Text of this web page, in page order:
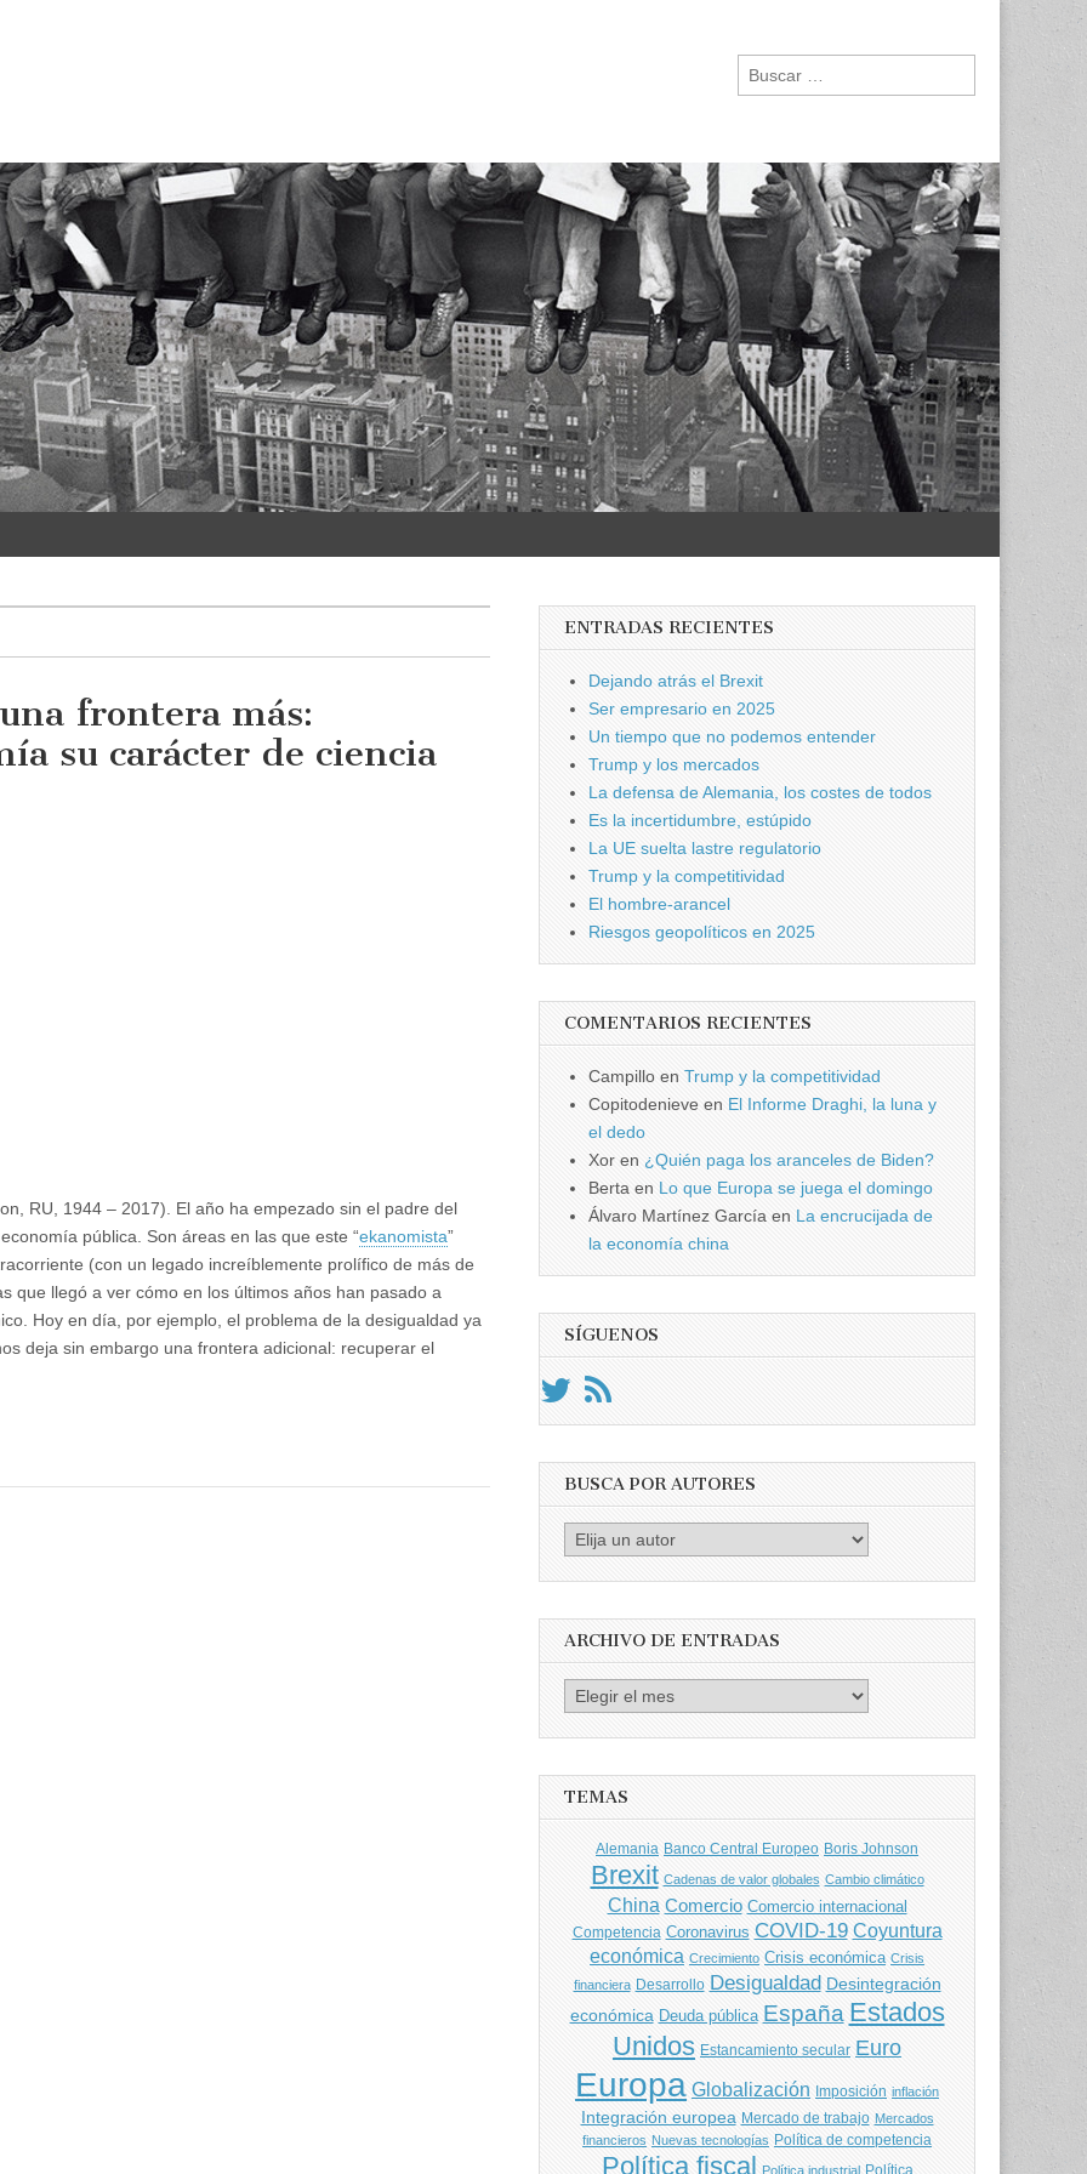
Buscar:
frontera más:
su carácter de ciencia
RU, 1944 – 2017). El año ha empezado sin el padre del
pública. Son áreas en las que este “ekanomista”
(con un legado increíblemente prolífico de más de
que llegó a ver cómo en los últimos años han pasado a
Hoy en día, por ejemplo, el problema de la desigualdad ya
deja sin embargo una frontera adicional: recuperar el
ENTRADAS RECIENTES
Dejando atrás el Brexit
Ser empresario en 2025
Un tiempo que no podemos entender
Trump y los mercados
La defensa de Alemania, los costes de todos
Es la incertidumbre, estúpido
La UE suelta lastre regulatorio
Trump y la competitividad
El hombre-arancel
Riesgos geopolíticos en 2025
COMENTARIOS RECIENTES
Campillo enTrump y la competitividad
Copitodenieve en El Informe Draghi, la luna y
el dedo
Xor en ¿Quién paga los aranceles de Biden?
Berta en Lo que Europa se juega el domingo
Álvaro Martínez García en La encrucijada de
la economía china
SÍGUENOS
BUSCA POR AUTORES
Busca
por
ARCHIVO DE ENTRADAS
Archivo
TEMAS
Alemania Banco Central Europeo Boris Johnson
Brexit Cadenas de valor globales Cambio climático
China Comercio Comercio internacional
Competencia Coronavirus COVID-19 Coyuntura
económica Crecimiento Crisis económica Crisis
financiera Desarrollo Desigualdad Desintegración
económica Deuda pública España Estados
Unidos Estancamiento secular Euro
Europa Globalización Imposición inflación
Integración europea Mercado de trabajo Mercados
financieros Nuevas tecnologías Política de competencia
Política fiscal Política industrial Política